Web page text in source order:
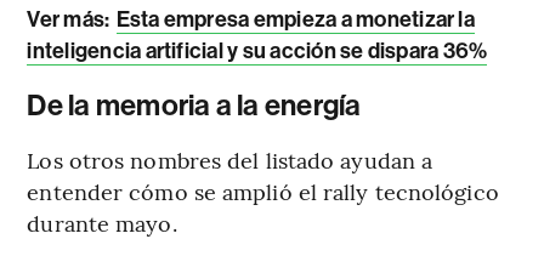
Ver más: Esta empresa empieza a monetizar la
inteligencia artificial y su acción se dispara 36%
De la memoria a la energía
Los otros nombres del listado ayudan a
entender cómo se amplió el rally tecnológico
durante mayo.